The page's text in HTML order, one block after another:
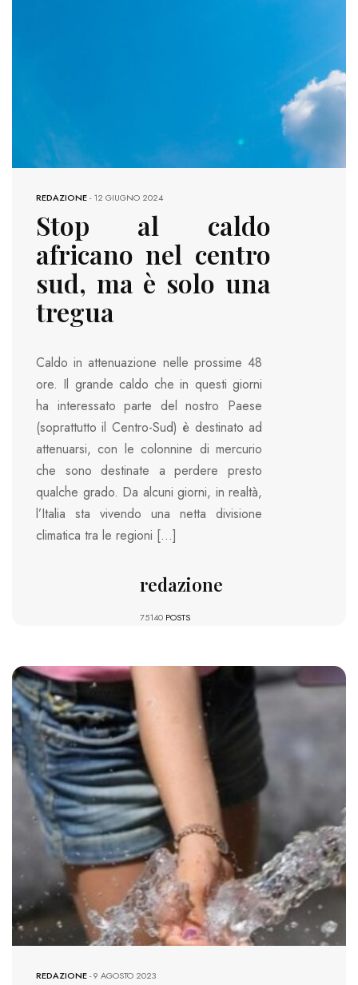
REDAZIONE-12 GIUGNO 2024
Stop al caldo
africano nel centro
sud, ma è solo una
tregua
Caldo in attenuazione nelle prossime 48
ore. Il grande caldo che in questi giorni
ha interessato parte del nostro Paese
(soprattutto il Centro-Sud) è destinato ad
attenuarsi, con le colonnine di mercurio
che sono destinate a perdere presto
qualche grado. Da alcuni giorni, in realtà,
l’Italia sta vivendo una netta divisione
climatica tra le regioni […]
redazione
75140 POSTS
REDAZIONE-9 AGOSTO 2023